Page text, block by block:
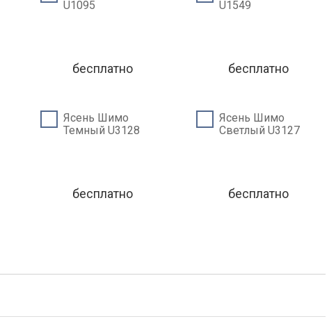
U1095
бесплатно
U1549
бесплатно
Ясень Шимо
Темный U3128
бесплатно
Ясень Шимо
Светлый U3127
бесплатно